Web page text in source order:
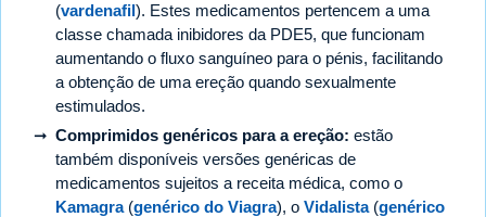
(vardenafil). Estes medicamentos pertencem a uma
classe chamada inibidores da PDE5, que funcionam
aumentando o fluxo sanguíneo para o pénis, facilitando
a obtenção de uma ereção quando sexualmente
estimulados.
Comprimidos genéricos para a ereção: estão
também disponíveis versões genéricas de
medicamentos sujeitos a receita médica, como o
Kamagra(genérico do Viagra), o Vidalista(genérico